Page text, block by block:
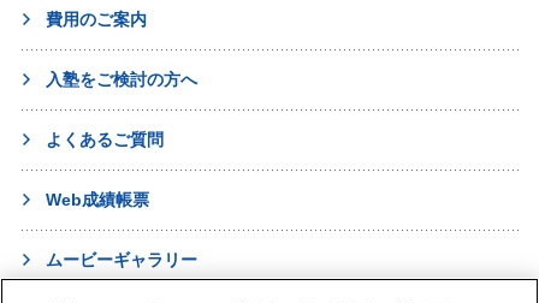
費用のご案内
入塾をご検討の方へ
よくあるご質問
Web成績帳票
ムービーギャラリー